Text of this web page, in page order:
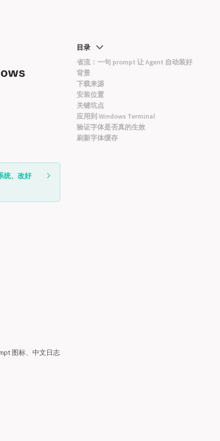
统、改好
图标、中文日志
目录
省流：一句 prompt 让 Agent 自动装好
背景
下载来源
安装位置
关键坑点
应用到 Windows Terminal
验证字体是否真的生效
刷新字体缓存